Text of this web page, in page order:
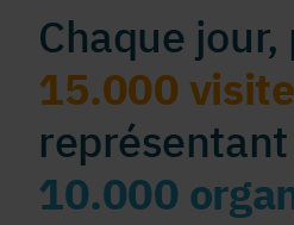
Chaque jour,
15.000
10.000